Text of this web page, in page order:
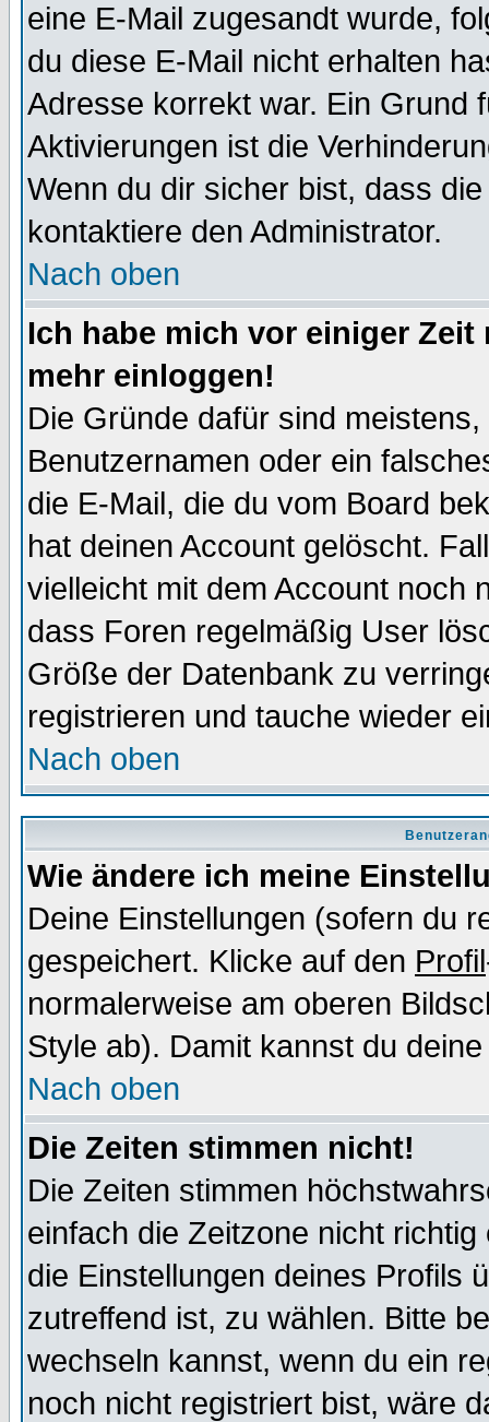
eine E-Mail zugesandt wurde,
du diese E-Mail nicht erhalten
Adresse korrekt war. Ein Grund
Aktivierungen ist die
Wenn du dir sicher bist, dass
kontaktiere den Administrator.
Nach oben
Ich habe mich vor einiger
mehr einloggen!
Die Gründe dafür sind
Benutzernamen oder ein
die E-Mail, die du vom Board
hat deinen Account gelöscht.
vielleicht mit dem Account noch
dass Foren regelmäßig User
Größe der Datenbank zu
registrieren und tauche wieder
Nach oben
Wie ändere ich meine
Deine Einstellungen (sofern du
gespeichert. Klicke auf den Profil
normalerweise am oberen
Style ab). Damit kannst du
Nach oben
Die Zeiten stimmen nicht!
Die Zeiten stimmen
einfach die Zeitzone nicht
die Einstellungen deines Profils
zutreffend ist, zu wählen. Bitte
wechseln kannst, wenn du ein
noch nicht registriert bist, wäre